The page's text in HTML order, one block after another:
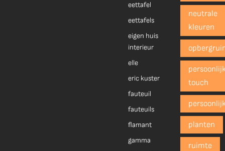
eettafel
eettafels
eigen huis
interieur
elle
eric kuster
fauteuil
fauteuils
flamant
gamma
neutrale
kleuren
touch
planten
ruimte